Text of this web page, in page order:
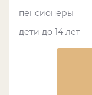
пенсионеры
дети до 14 лет